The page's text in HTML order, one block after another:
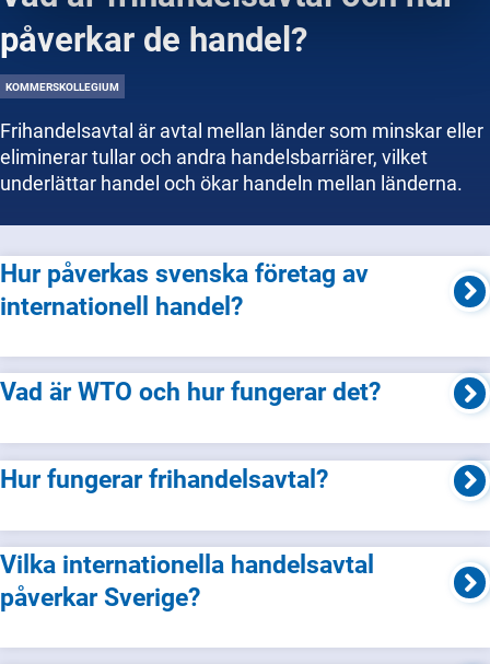
påverkar de handel?
KOMMERSKOLLEGIUM
Frihandelsavtal är avtal mellan länder som minskar eller
eliminerar tullar och andra handelsbarriärer, vilket
underlättar handel och ökar handeln mellan länderna.
Hur påverkas svenska företag av
internationell handel?
Vad är WTO och hur fungerar det?
Hur fungerar frihandelsavtal?
Vilka internationella handelsavtal
påverkar Sverige?